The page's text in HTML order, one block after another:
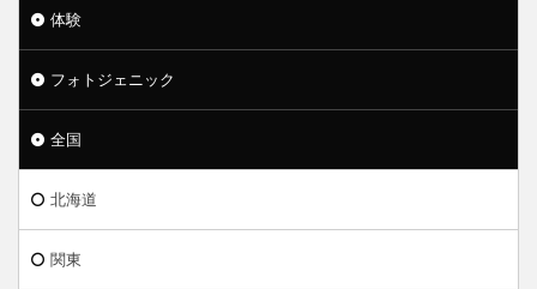
体験
フォトジェニック
全国
北海道
関東